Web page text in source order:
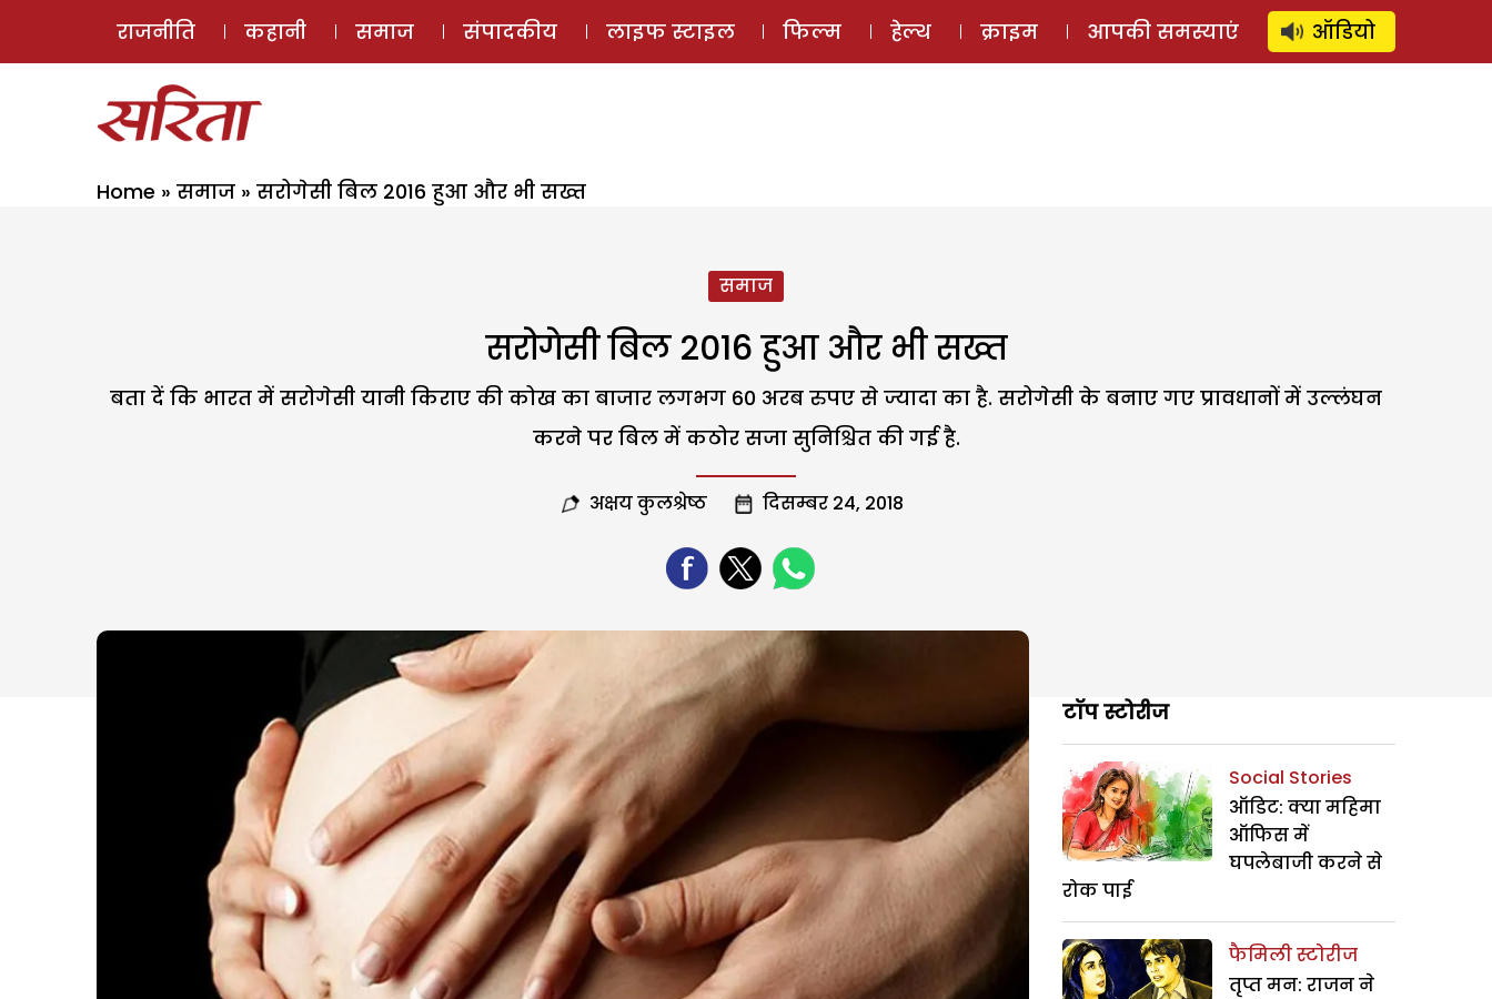
ई-मैगज़ीन ऑडियो स्टोरी लॉग इन ⚲ SUBSCRIBE
राजनीति कहानी समाज संपादकीय लाइफ स्टाइल फिल्म हेल्थ क्राइम आपकी समस्याएं ऑडियो
Home » समाज » सरोगेसी बिल 2016 हुआ और भी सख्त
समाज
सरोगेसी बिल 2016 हुआ और भी सख्त
बता दें कि भारत में सरोगेसी यानी किराए की कोख का बाजार लगभग 60 अरब रुपए से ज्यादा का है. सरोगेसी के बनाए गए प्रावधानों में उल्लंघन
करने पर बिल में कठोर सजा सुनिश्चित की गई है.
अक्षय कुलश्रेष्ठ दिसम्बर 24, 2018
टॉप स्टोरीज
Social Stories
ऑडिट: क्या महिमा
ऑफिस में
घपलेबाजी करने से
रोक पाई
फैमिली स्टोरीज
तृप्त मन: राजन ने